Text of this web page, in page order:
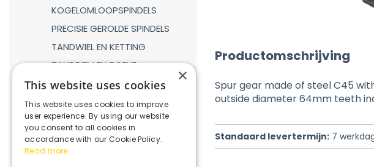
KOGELOMLOOPSPINDELS
PRECISIE GEROLDE SPINDELS
TANDWIEL EN KETTING
TANDRIEM EN POELIE
TANDHEUGEL EN TANDWIEL
LINEAIRE GELEIDINGEN
GASVEREN
KOPPELINGEN
REDUCTIEKASTEN
Productomschrijving
Spur gear made of steel C45
outside diameter 64mm teeth
Standaard levertermijn: 7
×
This website uses cookies
This website uses cookies to improve
user experience. By using our website
you consent to all cookies in
accordance with our Cookie Policy.
Read more